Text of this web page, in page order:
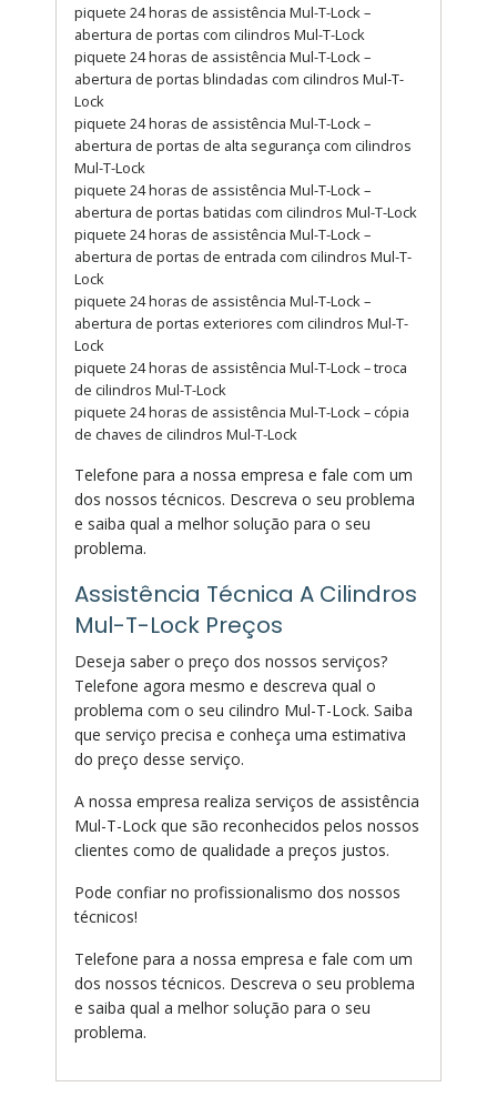
piquete 24 horas de assistência Mul-T-Lock –
abertura de portas com cilindros Mul-T-Lock
piquete 24 horas de assistência Mul-T-Lock –
abertura de portas blindadas com cilindros Mul-T-
Lock
piquete 24 horas de assistência Mul-T-Lock –
abertura de portas de alta segurança com cilindros
Mul-T-Lock
piquete 24 horas de assistência Mul-T-Lock –
abertura de portas batidas com cilindros Mul-T-Lock
piquete 24 horas de assistência Mul-T-Lock –
abertura de portas de entrada com cilindros Mul-T-
Lock
piquete 24 horas de assistência Mul-T-Lock –
abertura de portas exteriores com cilindros Mul-T-
Lock
piquete 24 horas de assistência Mul-T-Lock – troca
de cilindros Mul-T-Lock
piquete 24 horas de assistência Mul-T-Lock – cópia
de chaves de cilindros Mul-T-Lock
Telefone para a nossa empresa e fale com um
dos nossos técnicos. Descreva o seu problema
e saiba qual a melhor solução para o seu
problema.
Assistência Técnica A Cilindros
Mul-T-Lock Preços
Deseja saber o preço dos nossos serviços?
Telefone agora mesmo e descreva qual o
problema com o seu cilindro Mul-T-Lock. Saiba
que serviço precisa e conheça uma estimativa
do preço desse serviço.
A nossa empresa realiza serviços de assistência
Mul-T-Lock que são reconhecidos pelos nossos
clientes como de qualidade a preços justos.
Pode confiar no profissionalismo dos nossos
técnicos!
Telefone para a nossa empresa e fale com um
dos nossos técnicos. Descreva o seu problema
e saiba qual a melhor solução para o seu
problema.